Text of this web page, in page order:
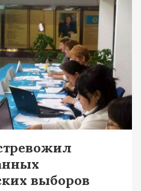
выборов